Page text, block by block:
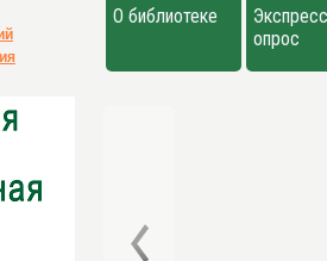
О библиотеке
опрос